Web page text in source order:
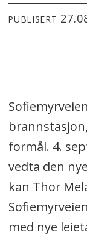
PUBLISERT
formål. 4.
vedta den
kan Thor
med nye